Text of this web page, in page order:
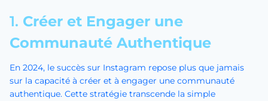
1. Créer et Engager une
Communauté Authentique
En 2024, le succès sur Instagram repose plus que jamais
sur la capacité à créer et à engager une communauté
authentique. Cette stratégie transcende la simple